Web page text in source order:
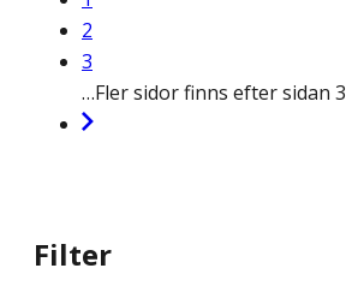
2
3
…Fler sidor finns efter sidan 3
Filter